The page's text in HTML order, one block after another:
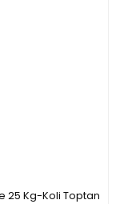
25 Kg-Koli Toptan